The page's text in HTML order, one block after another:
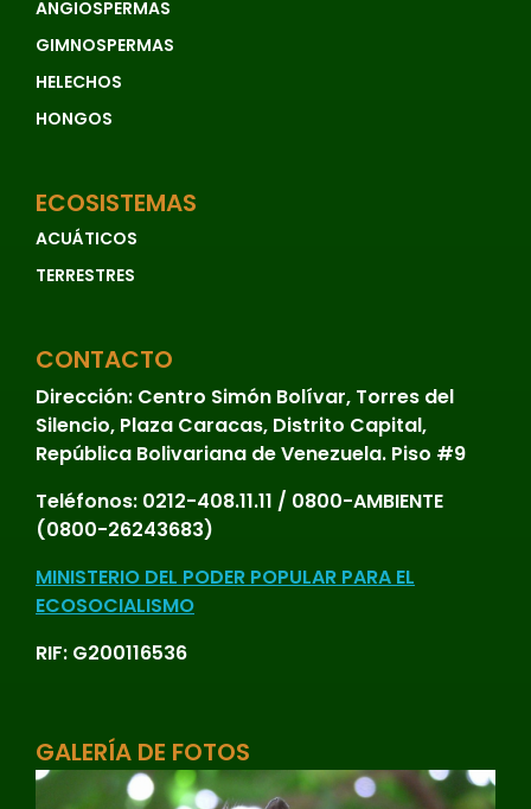
ANGIOSPERMAS
GIMNOSPERMAS
HELECHOS
HONGOS
ECOSISTEMAS
ACUÁTICOS
TERRESTRES
CONTACTO
Dirección: Centro Simón Bolívar, Torres del
Silencio, Plaza Caracas, Distrito Capital,
República Bolivariana de Venezuela. Piso #9
Teléfonos: 0212-408.11.11 / 0800-AMBIENTE
(0800-26243683)
MINISTERIO DEL PODER POPULAR PARA EL
ECOSOCIALISMO
RIF: G200116536
GALERÍA DE FOTOS